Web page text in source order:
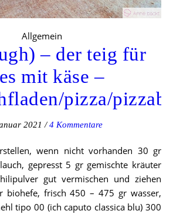
Allgemein
– der teig für
mit käse –
pizza/
2021 / 4 Kommentare
gepresst 5 gr gemischte kräuter
gut vermischen und ziehen
biohefe, frisch 450 – 475 gr wasser,
tipo 00 (ich caputo classica blu) 300